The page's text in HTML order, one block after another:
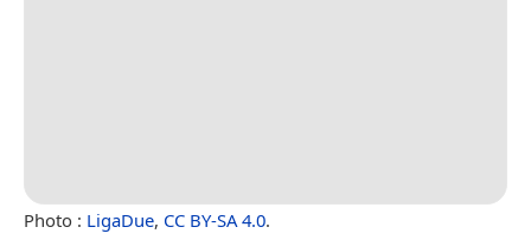
Photo : LigaDue, CC BY-SA 4.0.